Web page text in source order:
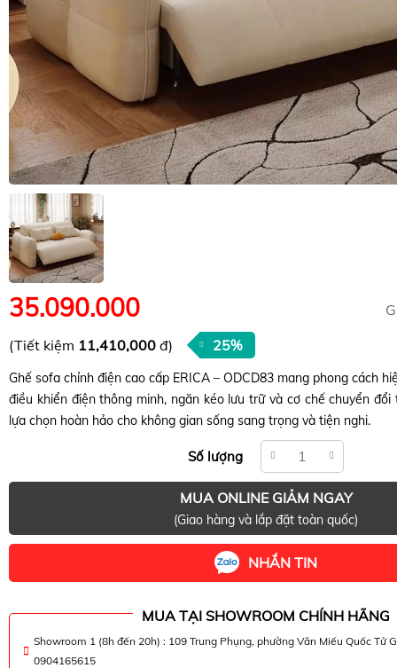
35.090.000
(Tiết kiệm 11,410,000 đ) 25%
Ghế sofa chỉnh điện cao cấp ERICA – ODCD83 mang phong cách
điều khiển điện thông minh, ngăn kéo lưu trữ và cơ chế chuyển
lựa chọn hoàn hảo cho không gian sống sang trọng và tiện nghi.
Số lượng
MUA ONLINE GIẢM NGAY
(Giao hàng và lắp đặt toàn quốc)
NHẮN TIN
MUA TẠI SHOWROOM CHÍNH HÃNG
Showroom 1 (8h đến 20h) : 109 Trung Phụng, phường Văn Miếu Quốc Tử
0904165615